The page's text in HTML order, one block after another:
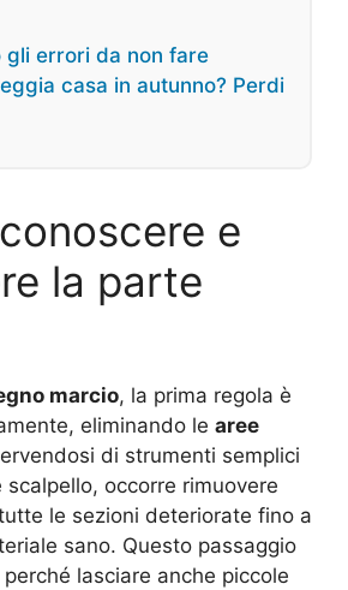
gli errori da non fare
casa in autunno? Perdi
e
la parte
marcio, la prima regola è
eliminando le aree
di strumenti semplici
occorre rimuovere
le sezioni deteriorate fino a
sano. Questo passaggio
lasciare anche piccole